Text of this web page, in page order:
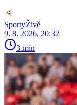
SportyŽivě
9. 8. 2026, 20:32
3 min